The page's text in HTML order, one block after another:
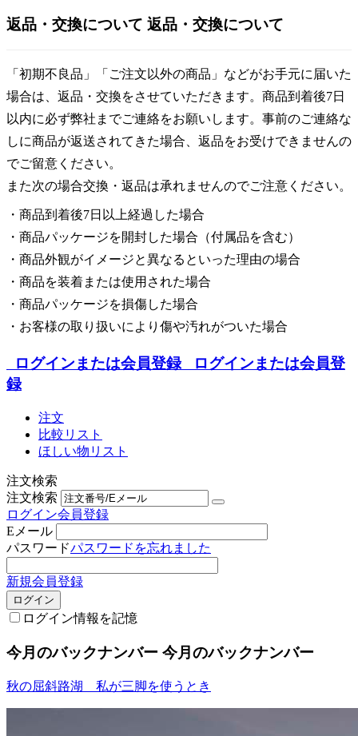
返品・交換について 返品・交換について
「初期不良品」「ご注文以外の商品」などがお手元に届いた
場合は、返品・交換をさせていただきます。商品到着後7日
以内に必ず弊社までご連絡をお願いします。事前のご連絡な
しに商品が返送されてきた場合、返品をお受けできませんの
でご留意ください。
また次の場合交換・返品は承れませんのでご注意ください。
・商品到着後7日以上経過した場合
・商品パッケージを開封した場合（付属品を含む）
・商品外観がイメージと異なるといった理由の場合
・商品を装着または使用された場合
・商品パッケージを損傷した場合
・お客様の取り扱いにより傷や汚れがついた場合
ログインまたは会員登録
ログインまたは会員登
録
注文
比較リスト
ほしい物リスト
注文検索
注文検索
ログイン会員登録
Eメール
パスワードパスワードを忘れました
新規会員登録
ログイン
ログイン情報を記憶
今月のバックナンバー 今月のバックナンバー
秋の屈斜路湖 私が三脚を使うとき